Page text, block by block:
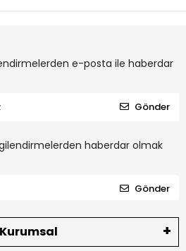
e-posta ile haberdar
Gönder
haberdar olmak
Gönder
Kurumsal